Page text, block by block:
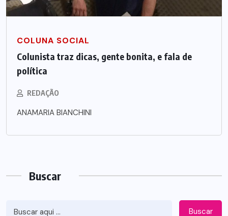
COLUNA SOCIAL
Colunista traz dicas, gente bonita, e fala de
política
REDAÇÃO
ANAMARIA BIANCHINI
Buscar
Buscar